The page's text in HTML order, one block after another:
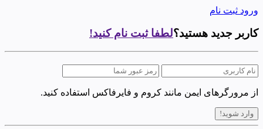
ورود ثبت نام
کاربر جدید هستید؟لطفا ثبت نام کنید!
از مرورگرهای ایمن مانند کروم و فایرفاکس استفاده کنید.